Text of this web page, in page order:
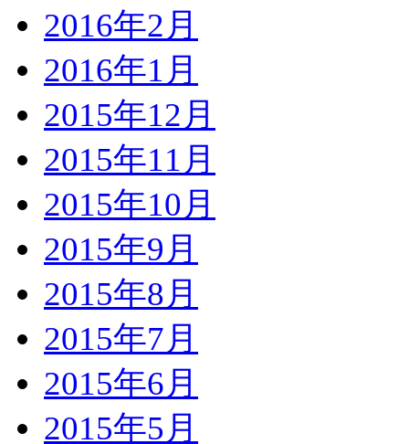
2016年2月
2016年1月
2015年12月
2015年11月
2015年10月
2015年9月
2015年8月
2015年7月
2015年6月
2015年5月